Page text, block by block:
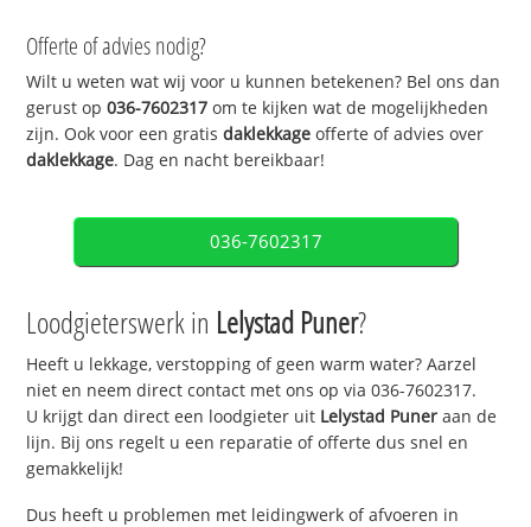
Offerte of advies nodig?
Wilt u weten wat wij voor u kunnen betekenen? Bel ons dan
gerust op036-7602317 om te kijken wat de mogelijkheden
zijn. Ook voor een gratisdaklekkage offerte of advies over
daklekkage. Dag en nacht bereikbaar!
036-7602317
Loodgieterswerk in Lelystad Puner?
Heeft u lekkage, verstopping of geen warm water? Aarzel
niet en neem direct contact met ons op via 036-7602317.
U krijgt dan direct een loodgieter uit Lelystad Puner aan de
lijn. Bij ons regelt u een reparatie of offerte dus snel en
gemakkelijk!
Dus heeft u problemen met leidingwerk of afvoeren in